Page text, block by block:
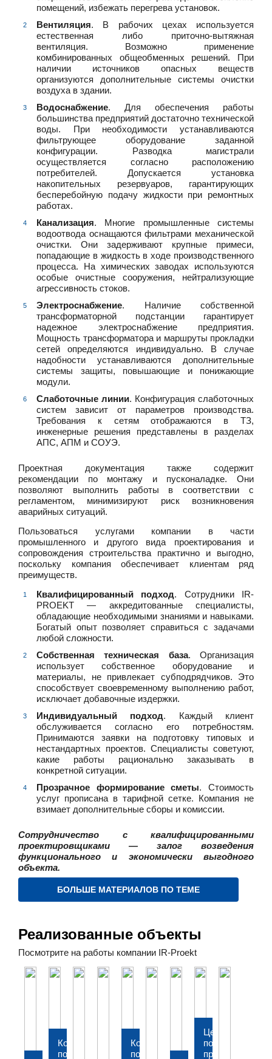
помещений, избежать перегрева установок.
Вентиляция. В рабочих цехах используется
естественная либо приточно-вытяжная
вентиляция. Возможно применение
комбинированных общеобменных решений. При
наличии источников опасных веществ
организуются дополнительные системы очистки
воздуха в здании.
Водоснабжение. Для обеспечения работы
большинства предприятий достаточно технической
воды. При необходимости устанавливаются
фильтрующее оборудование заданной
конфигурации. Разводка магистрали
осуществляется согласно расположению
потребителей. Допускается установка
накопительных резервуаров, гарантирующих
бесперебойную подачу жидкости при ремонтных
работах.
Канализация. Многие промышленные системы
водоотвода оснащаются фильтрами механической
очистки. Они задерживают крупные примеси,
попадающие в жидкость в ходе производственного
процесса. На химических заводах используются
особые очистные сооружения, нейтрализующие
агрессивность стоков.
Электроснабжение. Наличие собственной
трансформаторной подстанции гарантирует
надежное электроснабжение предприятия.
Мощность трансформатора и маршруты прокладки
сетей определяются индивидуально. В случае
надобности устанавливаются дополнительные
системы защиты, повышающие и понижающие
модули.
Слаботочные линии. Конфигурация слаботочных
систем зависит от параметров производства.
Требования к сетям отображаются в ТЗ,
инженерные решения представлены в разделах
АПС, АПМ и СОУЭ.
Проектная документация также содержит
рекомендации по монтажу и пусконаладке. Они
позволяют выполнить работы в соответствии с
регламентом, минимизируют риск возникновения
аварийных ситуаций.
Пользоваться услугами компании в части
промышленного и другого вида проектирования и
сопровождения строительства практично и выгодно,
поскольку компания обеспечивает клиентам ряд
преимуществ.
Квалифицированный подход. Сотрудники IR-
PROEKT — аккредитованные специалисты,
обладающие необходимыми знаниями и навыками.
Богатый опыт позволяет справиться с задачами
любой сложности.
Собственная техническая база. Организация
использует собственное оборудование и
материалы, не привлекает субподрядчиков. Это
способствует своевременному выполнению работ,
исключает добавочные издержки.
Индивидуальный подход. Каждый клиент
обслуживается согласно его потребностям.
Принимаются заявки на подготовку типовых и
нестандартных проектов. Специалисты советуют,
какие работы рационально заказывать в
конкретной ситуации.
Прозрачное формирование сметы. Стоимость
услуг прописана в тарифной сетке. Компания не
взимает дополнительные сборы и комиссии.
Сотрудничество с квалифицированными
проектировщиками — залог возведения
функционального и экономически выгодного
объекта.
БОЛЬШЕ МАТЕРИАЛОВ ПО ТЕМЕ
Реализованные объекты
Посмотрите на работы компании IR-Proekt
Комплекс
по
Комплекс
по
Цех
по
производству